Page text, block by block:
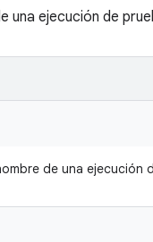
una ejecución de
de una ejecución